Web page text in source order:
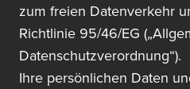
zum freien Datenverkehr
Richtlinie 95/46/EG
Datenschutzverordnung“).
Ihre persönlichen Daten